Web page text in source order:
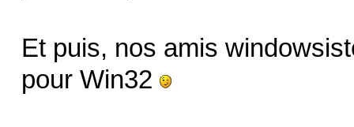
Et puis, nos amis
pour Win32